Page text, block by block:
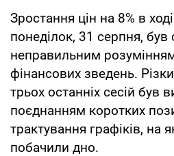
Зростання цін на 8% в ході
понеділок, 31 серпня,
неправильним
фінансових зведень.
трьох останніх сесій був
поєднанням коротких
трактування графіків, на
побачили дно.